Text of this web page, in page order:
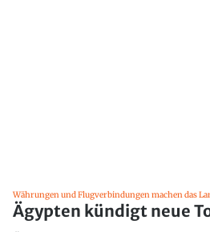
Währungen und Flugverbindungen machen das
Ägypten kündigt neue